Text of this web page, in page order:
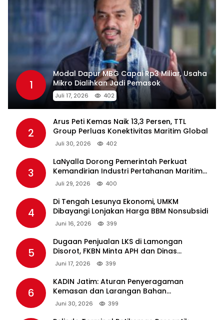
1
Modal Dapur MBG Capai Rp3 Miliar, Usaha
Mikro Dialihkan Jadi Pemasok
Juli 17, 2026 402
2
Arus Peti Kemas Naik 13,3 Persen, TTL
Group Perluas Konektivitas Maritim Global
Juli 30, 2026 402
3
LaNyalla Dorong Pemerintah Perkuat
Kemandirian Industri Pertahanan Maritim
Lewat PT PAL
Juli 29, 2026 400
4
Di Tengah Lesunya Ekonomi, UMKM
Juni 16, 2026 399
5
Dugaan Penjualan LKS di Lamongan
Pendidikan Bertindak Tegas.
Juni 17, 2026 399
6
KADIN Jatim: Aturan Penyeragaman
Tambahan Berpotensi Ganggu Industri
Tembakau
Juni 30, 2026 399
7
Pelindo Terminal Petikemas Percantik
Lamong Lewat Program TJSL
Juli 14, 2026 399